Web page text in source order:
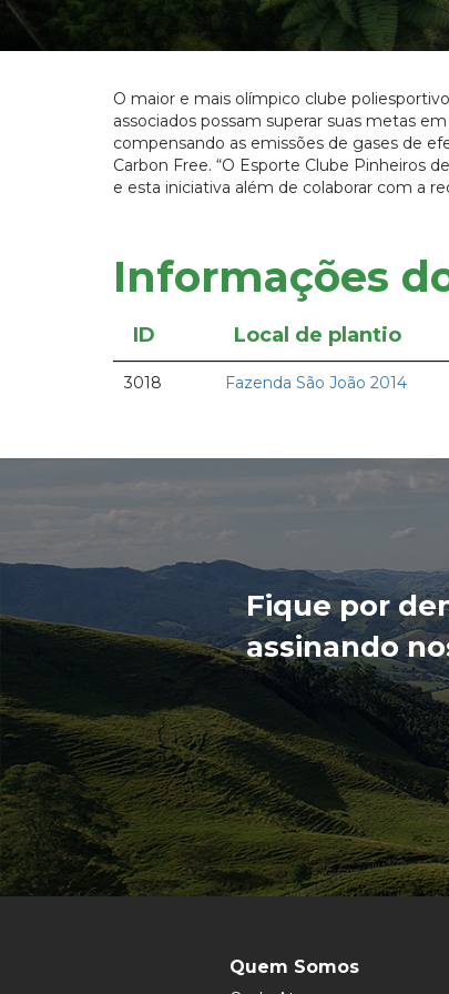
O maior e mais olímpico clube
associados possam superar suas metas
compensando as emissões de gases de
Carbon Free. “O Esporte Clube Pinheiros
e esta iniciativa além de colaborar com a
Informações
ID Local de plantio
3018 Fazenda São João 2014
Fique por
assinando
Quem Somos